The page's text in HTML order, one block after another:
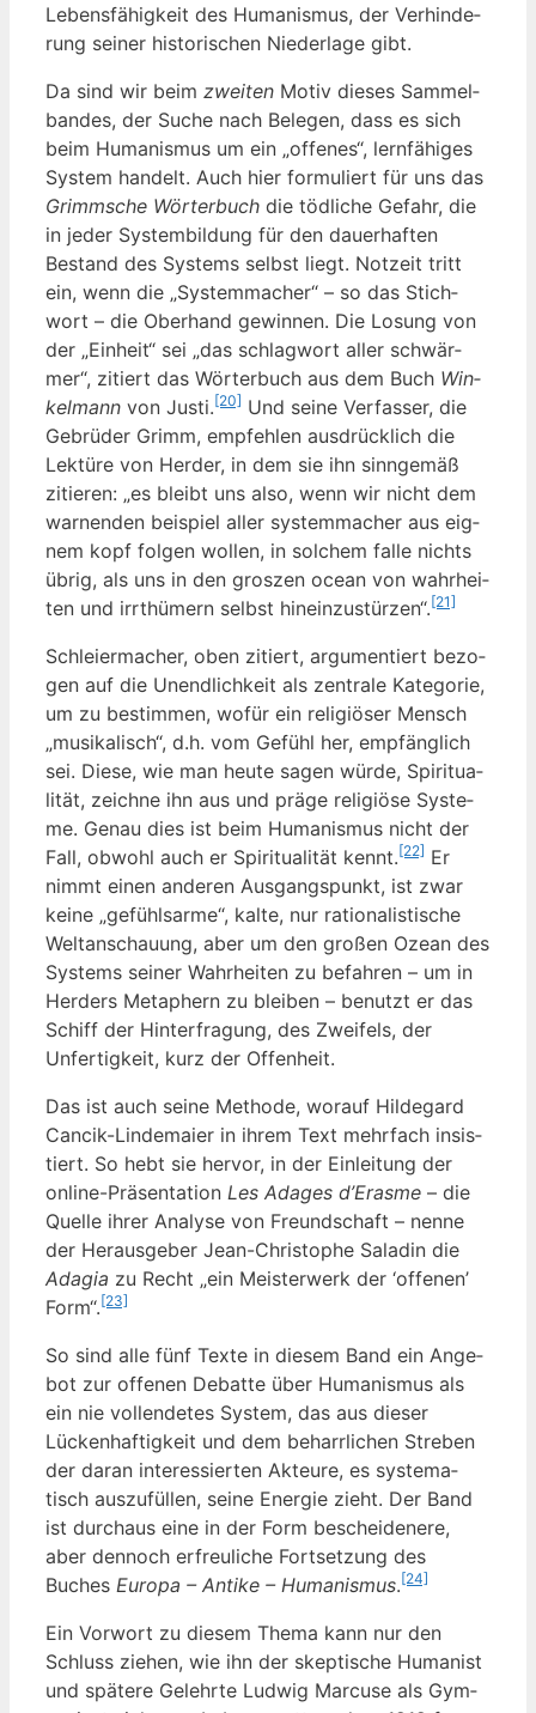
Lebens­fä­hig­keit des Huma­nis­mus, der Ver­hin­de­
rung sei­ner his­to­ri­schen Nie­der­la­ge gibt.
Da sind wir beim zwei­ten Motiv die­ses Sam­mel­
ban­des, der Suche nach Bele­gen, dass es sich
beim Huma­nis­mus um ein „offe­nes“, lern­fä­hi­ges
Sys­tem han­delt. Auch hier for­mu­liert für uns das
Grimm­sche Wör­ter­buch die töd­li­che Gefahr, die
in jeder Sys­tem­bil­dung für den dau­er­haf­ten
Bestand des Sys­tems selbst liegt. Not­zeit tritt
ein, wenn die „Sys­tem­ma­cher“ – so das Stich­
wort – die Ober­hand gewin­nen. Die Losung von
der „Ein­heit“ sei „das schlag­wort aller schwär­
mer“, zitiert das Wör­ter­buch aus dem Buch Win­
kel­mann von Jus­ti.[20] Und sei­ne Ver­fas­ser, die
Gebrü­der Grimm, emp­feh­len aus­drück­lich die
Lek­tü­re von Her­der, in dem sie ihn sinn­ge­mäß
zitie­ren: „es bleibt uns also, wenn wir nicht dem
war­nen­den bei­spiel aller sys­tem­ma­cher aus eig­
nem kopf fol­gen wol­len, in sol­chem fal­le nichts
übrig, als uns in den gro­szen oce­an von wahr­hei­
ten und irrt­hü­mern selbst hin­ein­zu­stür­zen“.[21]
Schlei­er­ma­cher, oben zitiert, argu­men­tiert bezo­
gen auf die Unend­lich­keit als zen­tra­le Kate­go­rie,
um zu bestim­men, wofür ein reli­giö­ser Mensch
„musi­ka­lisch“, d.h. vom Gefühl her, emp­fäng­lich
sei. Die­se, wie man heu­te sagen wür­de, Spi­ri­tua­
li­tät, zeich­ne ihn aus und prä­ge reli­giö­se Sys­te­
me. Genau dies ist beim Huma­nis­mus nicht der
Fall, obwohl auch er Spi­ri­tua­li­tät kennt.[22] Er
nimmt einen ande­ren Aus­gangs­punkt, ist zwar
kei­ne „gefühl­s­ar­me“, kal­te, nur ratio­na­lis­ti­sche
Welt­an­schau­ung, aber um den gro­ßen Oze­an des
Sys­tems sei­ner Wahr­hei­ten zu befah­ren – um in
Her­ders Meta­phern zu blei­ben – benutzt er das
Schiff der Hin­ter­fra­gung, des Zwei­fels, der
Unfer­tig­keit, kurz der Offenheit.
Das ist auch sei­ne Metho­de, wor­auf Hil­de­gard
Can­cik-Lin­de­mai­er in ihrem Text mehr­fach insis­
tiert. So hebt sie her­vor, in der Ein­lei­tung der
online-Prä­sen­ta­ti­on Les Ada­ges d’Erasme – die
Quel­le ihrer Ana­ly­se von Freund­schaft – nen­ne
der Her­aus­ge­ber Jean-Chris­to­phe Sala­din die
Ada­gia zu Recht „ein Meis­ter­werk der ‘offe­nen’
Form“.[23]
So sind alle fünf Tex­te in die­sem Band ein Ange­
bot zur offe­nen Debat­te über Huma­nis­mus als
ein nie voll­ende­tes Sys­tem, das aus die­ser
Lücken­haf­tig­keit und dem beharr­li­chen Stre­ben
der dar­an inter­es­sier­ten Akteu­re, es sys­te­ma­
tisch aus­zu­fül­len, sei­ne Ener­gie zieht. Der Band
ist durch­aus eine in der Form beschei­de­ne­re,
aber den­noch erfreu­li­che Fort­set­zung des
Buches Euro­pa – Anti­ke – Huma­nis­mus.[24]
Ein Vor­wort zu die­sem The­ma kann nur den
Schluss zie­hen, wie ihn der skep­ti­sche Huma­nist
und spä­te­re Gelehr­te Lud­wig Mar­cu­se als Gym­